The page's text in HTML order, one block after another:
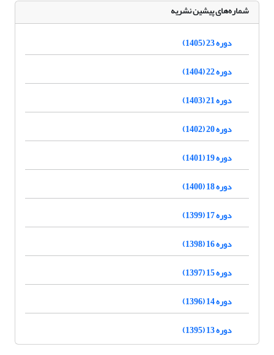
شماره‌های پیشین نشریه
دوره 23 (1405)
دوره 22 (1404)
دوره 21 (1403)
دوره 20 (1402)
دوره 19 (1401)
دوره 18 (1400)
دوره 17 (1399)
دوره 16 (1398)
دوره 15 (1397)
دوره 14 (1396)
دوره 13 (1395)